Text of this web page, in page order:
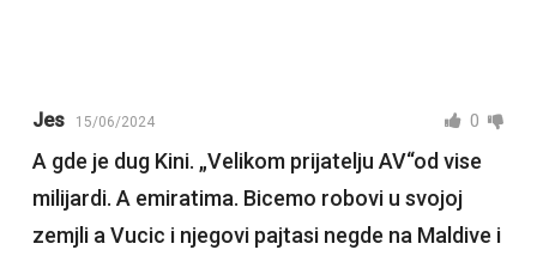
Jes 15/06/2024 0
A gde je dug Kini. „Velikom prijatelju AV“od vise
milijardi. A emiratima. Bicemo robovi u svojoj
zemjli a Vucic i njegovi pajtasi negde na Maldive i